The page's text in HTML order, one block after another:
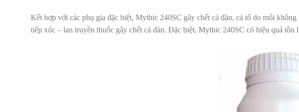
Kết hợp với các phụ gia đặc biệt, Mythic 240SC gây chết cả đàn, cả tổ do mối
tiếp xúc – lan truyền thuốc gây chết cả đàn. Đặc biệt, Mythic 240SC có hiệu quả